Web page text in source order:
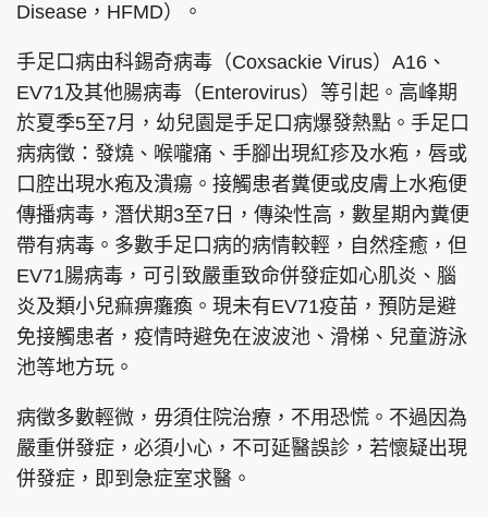
Disease，HFMD）。
手足口病由科錫奇病毒（Coxsackie Virus）A16、
EV71及其他腸病毒（Enterovirus）等引起。高峰期
於夏季5至7月，幼兒園是手足口病爆發熱點。手足口
病病徵：發燒、喉嚨痛、手腳出現紅疹及水疱，唇或
口腔出現水疱及潰瘍。接觸患者糞便或皮膚上水疱便
傳播病毒，潛伏期3至7日，傳染性高，數星期內糞便
帶有病毒。多數手足口病的病情較輕，自然痊癒，但
EV71腸病毒，可引致嚴重致命併發症如心肌炎、腦
炎及類小兒痲痹癱瘓。現未有EV71疫苗，預防是避
免接觸患者，疫情時避免在波波池、滑梯、兒童游泳
池等地方玩。
病徵多數輕微，毋須住院治療，不用恐慌。不過因為
嚴重併發症，必須小心，不可延醫誤診，若懷疑出現
併發症，即到急症室求醫。